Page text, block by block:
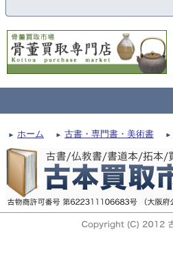
ホーム 古書・専門書・美術書